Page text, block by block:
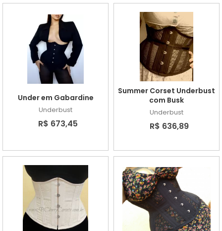
Under em Gabardine
Underbust
R$ 673,45
Summer Corset Underbust
com Busk
Underbust
R$ 636,89